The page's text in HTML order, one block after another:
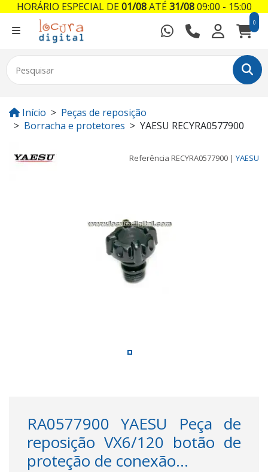
0
Início
Peças de reposição
Borracha e protetores
YAESU RECYRA0577900
Referência RECYRA0577900 | YAESU
RA0577900 YAESU Peça de
reposição VX6/120 botão de
proteção de conexão...
HORÁRIO ESPECIAL DE01/08ATÉ31/0809:00 - 15:00